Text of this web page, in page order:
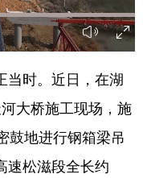
源 会展
时。近日，在湖
大桥施工现场，施
鼓地进行钢箱梁吊
速松滋段全长约